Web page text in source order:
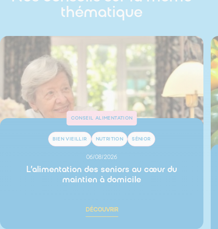
thématique
CONSEIL ALIMENTATION
BIEN VIEILLIR NUTRITION SÉNIOR
06/08/2026
L’alimentation des seniors au cœur du
maintien à domicile
DÉCOUVRIR